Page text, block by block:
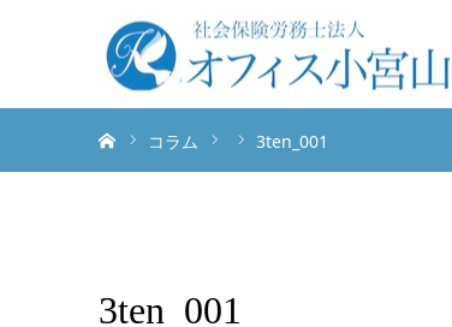
コラム 3ten_001
3ten_001